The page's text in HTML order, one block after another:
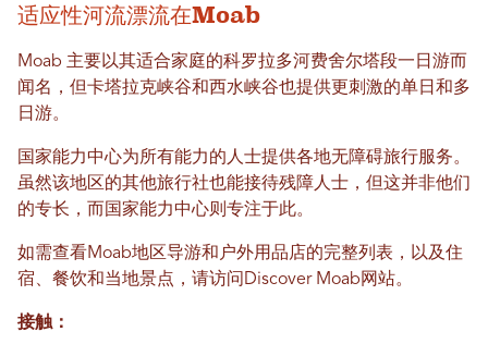
适应性河流漂流在Moab
Moab 主要以其适合家庭的科罗拉多河费舍尔塔段一日游而
闻名，但卡塔拉克峡谷和西水峡谷也提供更刺激的单日和多
日游。
国家能力中心为所有能力的人士提供各地无障碍旅行服务。
虽然该地区的其他旅行社也能接待残障人士，但这并非他们
的专长，而国家能力中心则专注于此。
如需查看Moab地区导游和户外用品店的完整列表，以及住
宿、餐饮和当地景点，请访问Discover Moab网站。
接触：